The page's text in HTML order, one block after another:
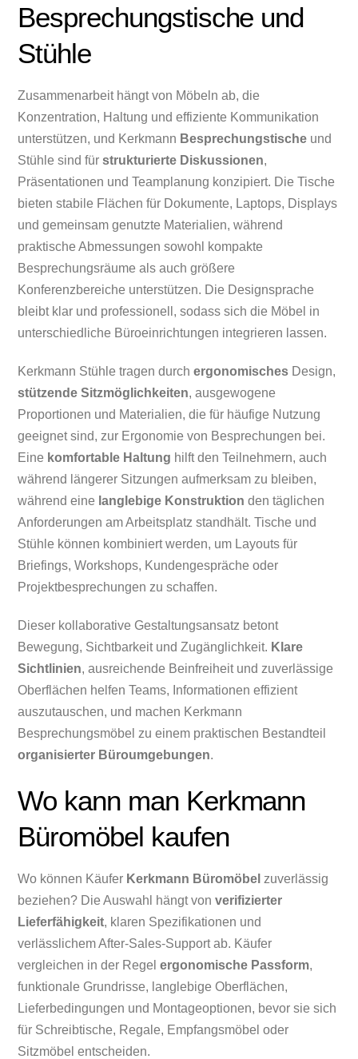
Besprechungstische und
Stühle
Zusammenarbeit hängt von Möbeln ab, die
Konzentration, Haltung und effiziente Kommunikation
unterstützen, und Kerkmann Besprechungstische und
Stühle sind fürstrukturierte Diskussionen,
Präsentationen und Teamplanung konzipiert. Die Tische
bieten stabile Flächen für Dokumente, Laptops, Displays
und gemeinsam genutzte Materialien, während
praktische Abmessungen sowohl kompakte
Besprechungsräume als auch größere
Konferenzbereiche unterstützen. Die Designsprache
bleibt klar und professionell, sodass sich die Möbel in
unterschiedliche Büroeinrichtungen integrieren lassen.
Kerkmann Stühle tragen durchergonomisches Design,
stützende Sitzmöglichkeiten, ausgewogene
Proportionen und Materialien, die für häufige Nutzung
geeignet sind, zur Ergonomie von Besprechungen bei.
Eine komfortable Haltung hilft den Teilnehmern, auch
während längerer Sitzungen aufmerksam zu bleiben,
während eine langlebige Konstruktion den täglichen
Anforderungen am Arbeitsplatz standhält. Tische und
Stühle können kombiniert werden, um Layouts für
Briefings, Workshops, Kundengespräche oder
Projektbesprechungen zu schaffen.
Dieser kollaborative Gestaltungsansatz betont
Bewegung, Sichtbarkeit und Zugänglichkeit. Klare
Sichtlinien, ausreichende Beinfreiheit und zuverlässige
Oberflächen helfen Teams, Informationen effizient
auszutauschen, und machen Kerkmann
Besprechungsmöbel zu einem praktischen Bestandteil
organisierter Büroumgebungen.
Wo kann man Kerkmann
Büromöbel kaufen
Wo können Käufer Kerkmann Büromöbel zuverlässig
beziehen? Die Auswahl hängt vonverifizierter
Lieferfähigkeit, klaren Spezifikationen und
verlässlichem After-Sales-Support ab. Käufer
vergleichen in der Regelergonomische Passform,
funktionale Grundrisse, langlebige Oberflächen,
Lieferbedingungen und Montageoptionen, bevor sie sich
für Schreibtische, Regale, Empfangsmöbel oder
Sitzmöbel entscheiden.